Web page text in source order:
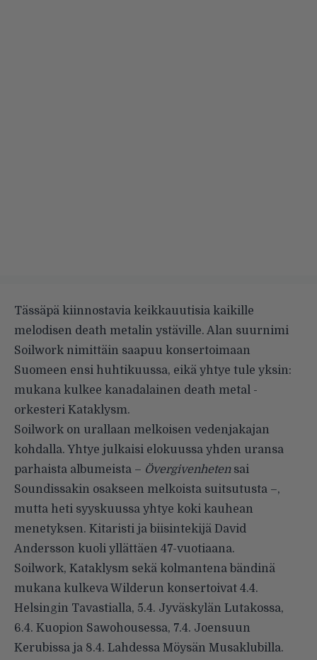
Tässäpä kiinnostavia keikkauutisia kaikille
melodisen death metalin ystäville. Alan suurnimi
Soilwork nimittäin saapuu konsertoimaan
Suomeen ensi huhtikuussa, eikä yhtye tule yksin:
mukana kulkee kanadalainen death metal -
orkesteri Kataklysm.
Soilwork on urallaan melkoisen vedenjakajan
kohdalla. Yhtye julkaisi elokuussa yhden uransa
parhaista albumeista – Övergivenhetensai
Soundissakin osakseen melkoista suitsutusta –,
mutta heti syyskuussa yhtye koki kauhean
menetyksen. Kitaristi ja biisintekijä David
Andersson kuoli yllättäen 47-vuotiaana.
Soilwork, Kataklysm sekä kolmantena bändinä
mukana kulkeva Wilderun konsertoivat 4.4.
Helsingin Tavastialla, 5.4. Jyväskylän Lutakossa,
6.4. Kuopion Sawohousessa, 7.4. Joensuun
Kerubissa ja 8.4. Lahdessa Möysän Musaklubilla.